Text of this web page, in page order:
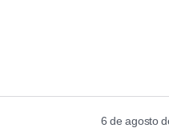
6 de agosto